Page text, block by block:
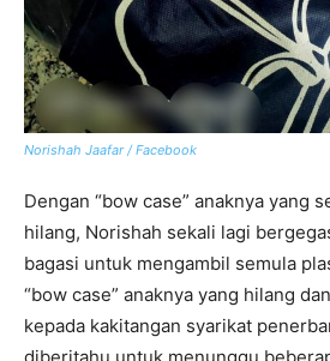
Norishah Jaafar / Facebook
Dengan “bow case” anaknya yang
hilang, Norishah sekali lagi
bagasi untuk mengambil semula
“bow case” anaknya yang hilang
kepada kakitangan syarikat